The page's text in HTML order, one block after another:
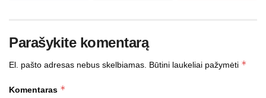
Parašykite komentarą
El. pašto adresas nebus skelbiamas. Būtini laukeliai pažymėti *
Komentaras *